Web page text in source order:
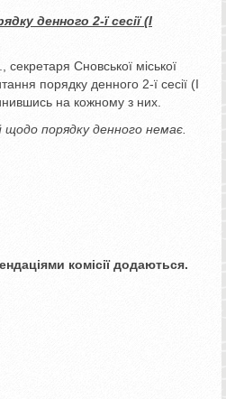
денного 2-ї сесії(І
Сновської міської
порядку денного 2-ї сесії (І
на кожному з них.
порядку денного немає.
комісії додаються.